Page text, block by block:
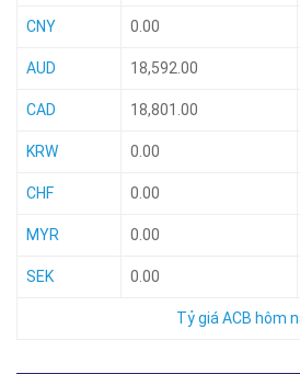
CNY 0.00
AUD 18,592.00
CAD 18,801.00
KRW 0.00
CHF 0.00
MYR 0.00
SEK 0.00
Tỷ giá ACB hôm